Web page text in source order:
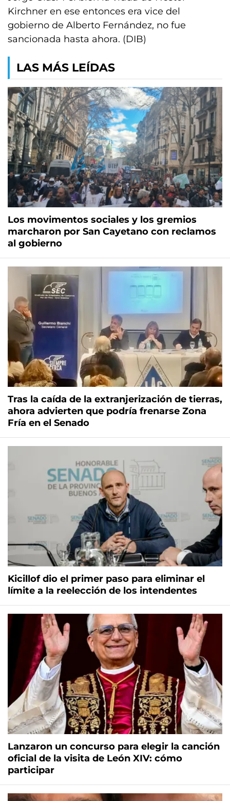
Kirchner en ese entonces era vice del
gobierno de Alberto Fernández, no fue
sancionada hasta ahora. (DIB)
LAS MÁS LEÍDAS
Los movimentos sociales y los gremios
marcharon por San Cayetano con reclamos
al gobierno
Tras la caída de la extranjerización de tierras,
ahora advierten que podría frenarse Zona
Fría en el Senado
Kicillof dio el primer paso para eliminar el
límite a la reelección de los intendentes
Lanzaron un concurso para elegir la canción
oficial de la visita de León XIV: cómo
participar